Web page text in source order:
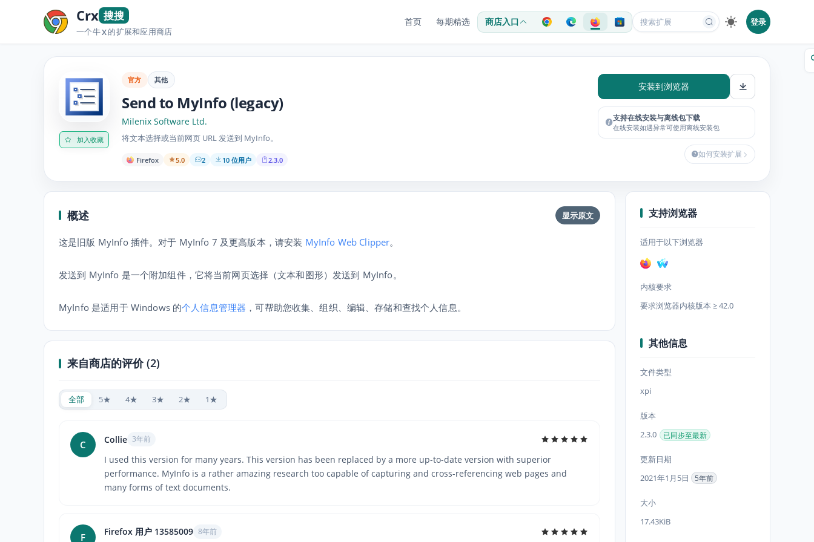
Crx 搜搜
一个牛X的扩展和应用商店
首页 每期精选 商店入口 登录
加入收藏
官方 其他
Send to MyInfo (legacy)
Milenix Software Ltd.
将文本选择或当前网页 URL 发送到 MyInfo。
Firefox 5.0 2 10 位用户 2.3.0
安装到浏览器
支持在线安装与离线包下载
在线安装如遇异常可使用离线安装包
如何安装扩展
概述 显示原文
这是旧版 MyInfo 插件。对于 MyInfo 7 及更高版本，请安装 MyInfo Web Clipper。
发送到 MyInfo 是一个附加组件，它将当前网页选择（文本和图形）发送到 MyInfo。
MyInfo 是适用于 Windows 的个人信息管理器 ，可帮助您收集、组织、编辑、存储和查找个人信息。
来自商店的评价 (2)
全部 5★ 4★ 3★ 2★ 1★
C Collie 3年前
I used this version for many years. This version has been replaced by a more up-to-date version with superior
performance. MyInfo is a rather amazing research too capable of capturing and cross-referencing web pages and
many forms of text documents.
F Firefox 用户 13585009 8年前
支持浏览器
适用于以下浏览器
内核要求
要求浏览器内核版本 ≥ 42.0
其他信息
文件类型
xpi
版本
2.3.0
已同步至最新
更新日期
2021年1月5日
5年前
大小
17.43KiB